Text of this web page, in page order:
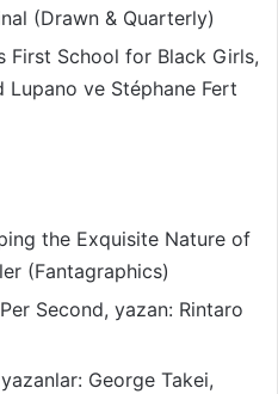
(Drawn & Quarterly)
First School for Black Girls,
Lupano ve Stéphane Fert
the Exquisite Nature of
(Fantagraphics)
Second, yazan: Rintaro
George Takei,